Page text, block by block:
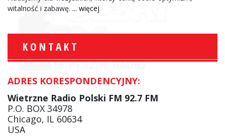
witalność i zabawę. ... więcej
KONTAKT
ADRES KORESPONDENCYJNY:
Wietrzne Radio Polski FM 92.7 FM
P.O. BOX 34978
Chicago, IL 60634
USA